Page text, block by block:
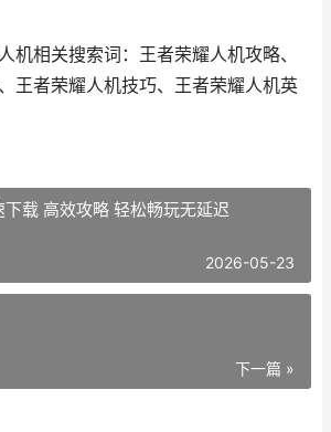
机相关搜索词：王者荣耀人机攻略、
王者荣耀人机技巧、王者荣耀人机英
载 高效攻略 轻松畅玩无延迟
2026-05-23
下一篇 »